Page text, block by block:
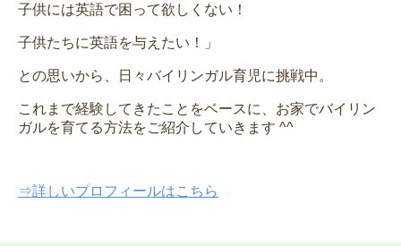
子供には英語で困って欲しくない！
子供たちに英語を与えたい！」
との思いから、日々バイリンガル育児に挑戦中。
これまで経験してきたことをベースに、お家でバイリン
ガルを育てる方法をご紹介していきます ^^
⇒詳しいプロフィールはこちら